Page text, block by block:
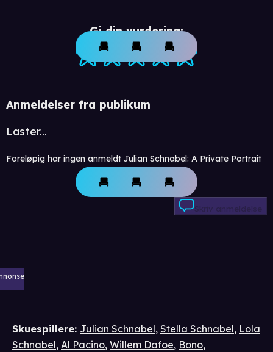
Gi din vurdering:
Anmeldelser fra publikum
Laster...
Foreløpig har ingen anmeldt Julian Schnabel: A Private Portrait
Skriv anmeldelse
Skuespillere: Julian Schnabel, Stella Schnabel, Lola
Schnabel, Al Pacino, Willem Dafoe, Bono,